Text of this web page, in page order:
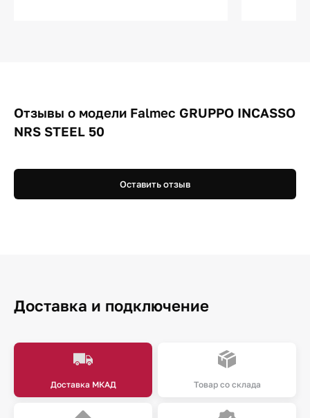
Отзывы о модели Falmec GRUPPO INCASSO
NRS STEEL 50
Оставить отзыв
Доставка и подключение
Доставка МКАД Товар со склада